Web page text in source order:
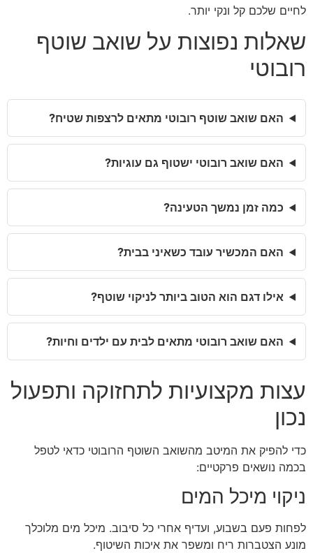
לחיים שלכם קל ונקי יותר.
שאלות נפוצות על שואב שוטף
רובוטי
האם שואב שוטף רובוטי מתאים לרצפות שטיח?
האם שואב רובוטי ישטוף גם עוגיות?
כמה זמן נמשך הטעינה?
האם המכשיר עובד כשאיני בבית?
אילו דגם הוא הטוב ביותר לניקוי שוטף?
האם שואב רובוטי מתאים לבית עם ילדים וחיות?
עצות מקצועיות לתחזוקה ותפעול
נכון
כדי להפיק את המיטב מהשואב השוטף הרובוטי כדאי לטפל
בכמה נושאים פרקטיים:
ניקוי מיכל המים
לפחות פעם בשבוע, ועדיף אחרי כל סיבוב. מיכל מים מלוכלך
מונע הצטברות ריח ומשפר את איכות השיטוף.